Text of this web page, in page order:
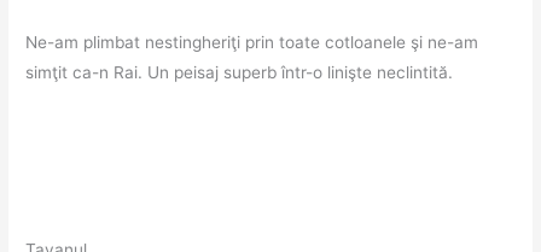
Ne-am plimbat nestingheriţi prin toate cotloanele şi ne-am
simţit ca-n Rai. Un peisaj superb într-o linişte neclintită.